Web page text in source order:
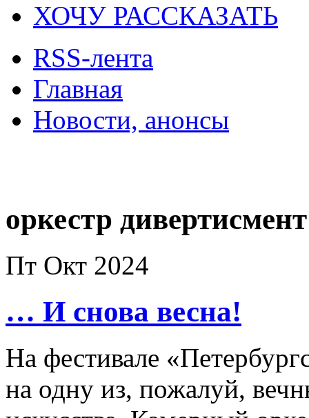
ХОЧУ РАССКАЗАТЬ
RSS-лента
Главная
Новости, анонсы
оркестр дивертисмент
Пт Окт 2024
… И снова весна!
На фестивале
на одну из, пожалуй,